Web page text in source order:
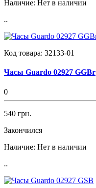
Наличие: Нет в наличии
..
Код товара: 32133-01
Часы Guardo 02927 GGBr
0
540 грн.
Закончился
Наличие: Нет в наличии
..